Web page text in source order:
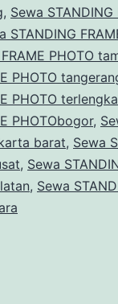
, Sewa STANDING
STANDING
PHOTO
PHOTO
PHOTO
PHOTObogor,
barat, Sewa
, Sewa
, Sewa